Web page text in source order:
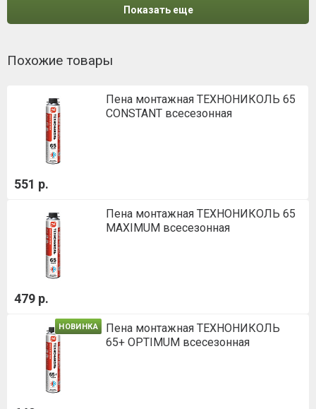
Показать еще
Похожие товары
Пена монтажная ТЕХНОНИКОЛЬ 65
CONSTANT всесезонная
551 р.
Пена монтажная ТЕХНОНИКОЛЬ 65
MAXIMUM всесезонная
479 р.
НОВИНКА
Пена монтажная ТЕХНОНИКОЛЬ
65+ OPTIMUM всесезонная